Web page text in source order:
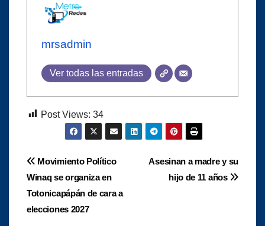
mrsadmin
Ver todas las entradas
Post Views: 34
Navegación
de
entradas
Asesinan a madre y su
hijo de 11 años
Movimiento Político
Winaq se organiza en
Totonicapápán de cara a
elecciones 2027